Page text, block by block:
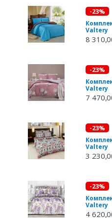
-23%
Valtery
8
-23%
Valtery
7
-23%
Valtery
3
-23%
Valtery
4